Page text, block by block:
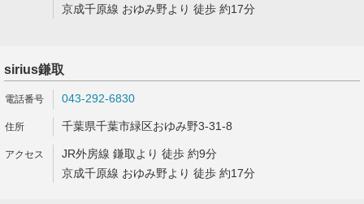
京成千原線 おゆみ野より 徒歩 約17分
sirius鎌取
043-292-6830
千葉県千葉市緑区おゆみ野3-31-8
JR外房線 鎌取より 徒歩 約9分
京成千原線 おゆみ野より 徒歩 約17分